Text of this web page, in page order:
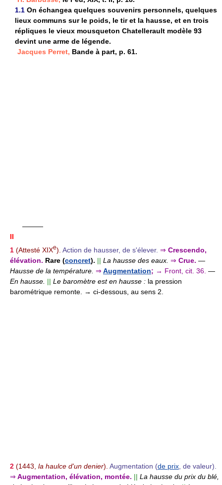
1.1 On échangea quelques souvenirs personnels, quelques
lieux communs sur le poids, le tir et la hausse, et en trois
répliques le vieux mousqueton Chatellerault modèle 93
devint une arme de légende.
Jacques Perret, Bande à part, p. 61.
———
II
1 (Attesté XIXe). Action de hausser, de s'élever. ⇒ Crescendo,
élévation. Rare (concret). || La hausse des eaux. ⇒ Crue. —
Hausse de la température. ⇒ Augmentation; → Front, cit. 36. —
En hausse. || Le baromètre est en hausse : la pression
barométrique remonte. → ci-dessous, au sens 2.
2 (1443, la haulce d'un denier). Augmentation (de prix , de valeur).
⇒ Augmentation, élévation, montée. || La hausse du prix du blé,